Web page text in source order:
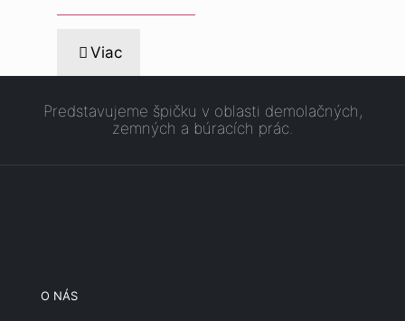
Viac
Predstavujeme špičku v oblasti demolačných,
zemných a búracích prác.
O NÁS